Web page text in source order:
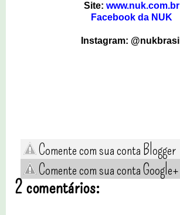
Site: www.nuk.com.br
Facebook da NUK
Instagram: @nukbrasil
Comente com sua conta Blogger
Comente com sua conta Google+
2 comentários: